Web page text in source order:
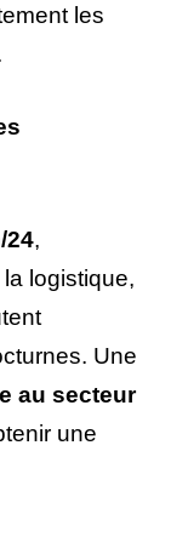
les
24,
logistique,
Une
au secteur
une